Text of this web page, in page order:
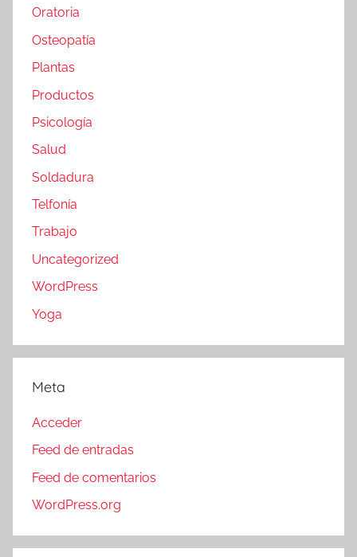
Oratoria
Osteopatía
Plantas
Productos
Psicología
Salud
Soldadura
Telfonía
Trabajo
Uncategorized
WordPress
Yoga
Meta
Acceder
Feed de entradas
Feed de comentarios
WordPress.org